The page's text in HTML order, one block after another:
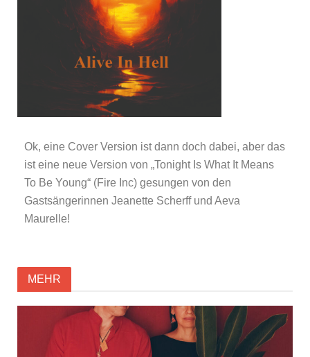
Ok, eine Cover Version ist dann doch dabei, aber das
ist eine neue Version von „Tonight Is What It Means
To Be Young“ (Fire Inc) gesungen von den
Gastsängerinnen Jeanette Scherff und Aeva
Maurelle!
MEHR